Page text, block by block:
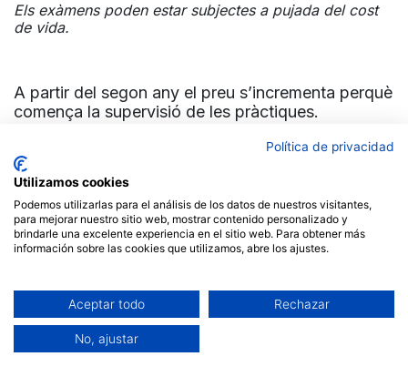
Els exàmens poden estar subjectes a pujada del cost
de vida.
A partir del segon any el preu s’incrementa perquè
comença la supervisió de les pràctiques.
Un cop finalitzat el tercer any es fan els exàmens
finals que acreditaran l’assoliment de les
competències que proposa la formació.
Important: aquest preu està basat en un mínim de
requisits, i cal tenir en compte que segons
l’itinerari formatiu el cost pot canviar.
Modalitats de pagament
L’entrevista d’admissió és obligatòria i té un
Política de privacidad
Utilizamos cookies
Podemos utilizarlas para el análisis de los datos de nuestros visitantes,
para mejorar nuestro sitio web, mostrar contenido personalizado y
brindarle una excelente experiencia en el sitio web. Para obtener más
información sobre las cookies que utilizamos, abre los ajustes.
Aceptar todo Rechazar
No, ajustar